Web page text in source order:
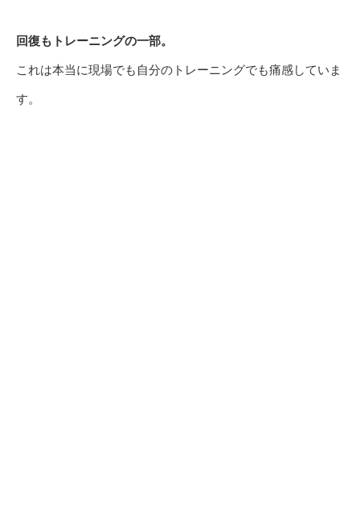
回復もトレーニングの一部。
これは本当に現場でも自分のトレーニングでも痛感していま
す。